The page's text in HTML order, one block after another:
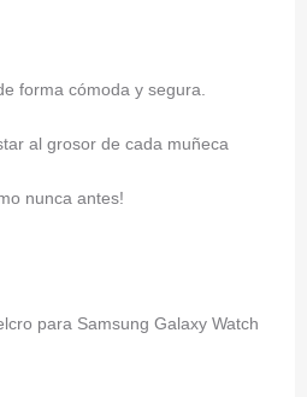
forma cómoda y segura.
al grosor de cada muñeca
nunca antes!
para Samsung Galaxy Watch